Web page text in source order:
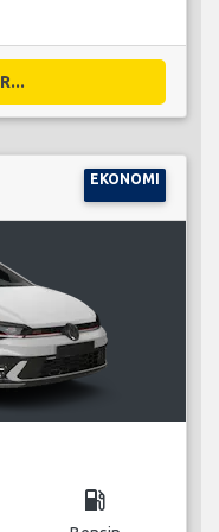
EKONOMI
local_gas_station